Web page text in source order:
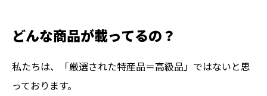
どんな商品が載ってるの？
私たちは、「厳選された特産品＝高級品」ではないと思
っております。